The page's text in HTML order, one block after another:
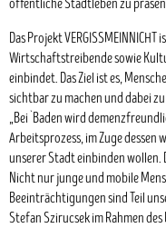
öffentliche Stadtleben zu
Das Projekt
Wirtschaftstreibende sowie
einbindet. Das Ziel ist es,
sichtbar zu machen und dabei
„Bei `Baden wird
Arbeitsprozess, im Zuge
unserer Stadt einbinden wollen.
Nicht nur junge und mobile
Beeinträchtigungen sind Teil
Stefan Szirucsek im Rahmen des